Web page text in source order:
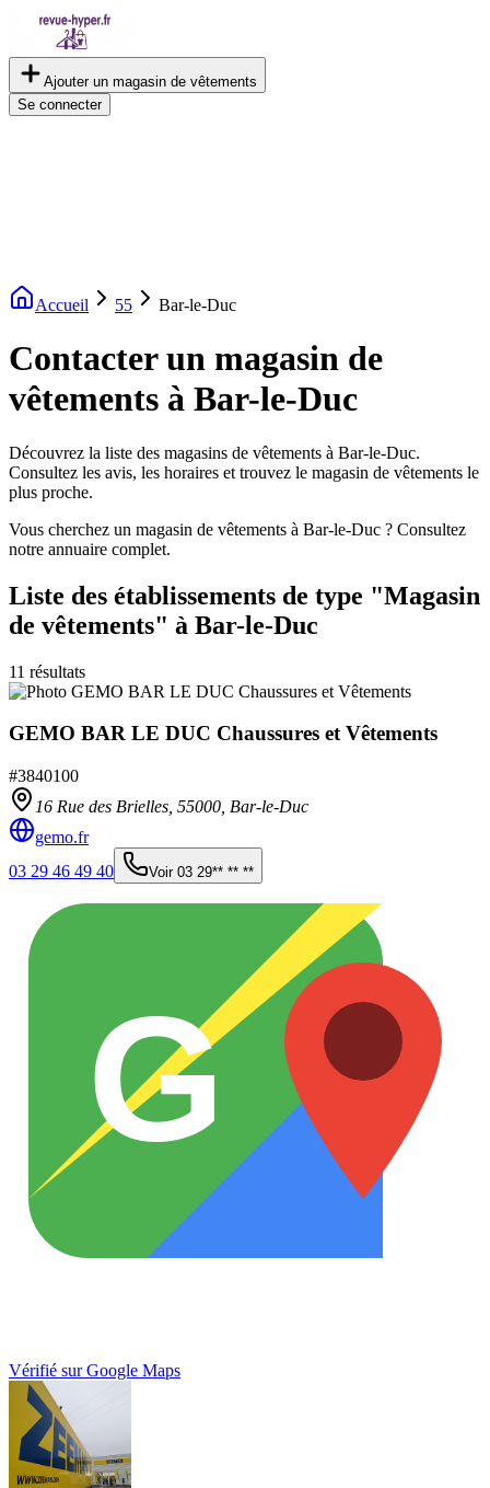
Ajouter un magasin de vêtements
Se connecter
Accueil 55 Bar-le-Duc
Contacter un magasin de
vêtements à Bar-le-Duc
Découvrez la liste des magasins de vêtements à Bar-le-Duc.
Consultez les avis, les horaires et trouvez le magasin de vêtements le
plus proche.
Vous cherchez un magasin de vêtements à Bar-le-Duc ? Consultez
notre annuaire complet.
Liste des établissements de type "Magasin
de vêtements" à Bar-le-Duc
11 résultats
GEMO BAR LE DUC Chaussures et Vêtements
#3840100
16 Rue des Brielles, 55000 Bar-le-Duc
gemo.fr
03 29 46 49 40
Voir 03 29** ** **
G
Vérifié sur Google Maps